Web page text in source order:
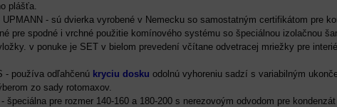
plášťa.
UPMANN - sú dvierka vyrobené v Nemecku so samostatným certifikátom pre
pre spodné i vrchné použitie komínového systému so špeciálnou izolačnou
v ponuke je SET v bielom prevedení včítane odvetracej mriežky pre
- používa odľahčenú kryciu dosku odolnú vyhoreniu sadzí s variabilným
zo sady rotomaxov.
- špeciálna pre rozmer 140-160 a 180-200 s nerezovoým odvodom pre